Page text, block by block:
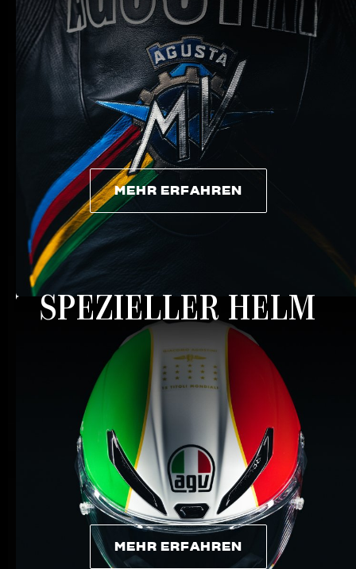
MEHR ERFAHREN
MEHR ERFAHREN
SPEZIELLER HELM
MEHR ERFAHREN